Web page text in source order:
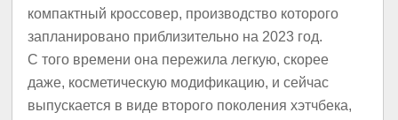
компактный кроссовер, производство которого
запланировано приблизительно на 2023 год.
С того времени она пережила легкую, скорее
даже, косметическую модификацию, и сейчас
выпускается в виде второго поколения хэтчбека,